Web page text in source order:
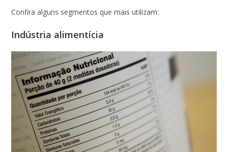
Confira alguns segmentos que mais utilizam:
Indústria alimentícia